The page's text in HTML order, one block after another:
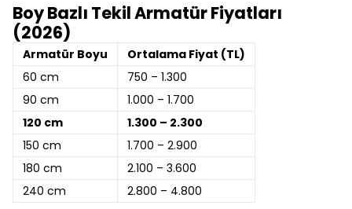
Boy Bazlı Tekil Armatür Fiyatları
(2026)
Armatür Boyu
Ortalama Fiyat (TL)
60 cm
750 – 1.300
90 cm
1.000 – 1.700
120 cm
1.300 – 2.300
150 cm
1.700 – 2.900
180 cm
2.100 – 3.600
240 cm
2.800 – 4.800